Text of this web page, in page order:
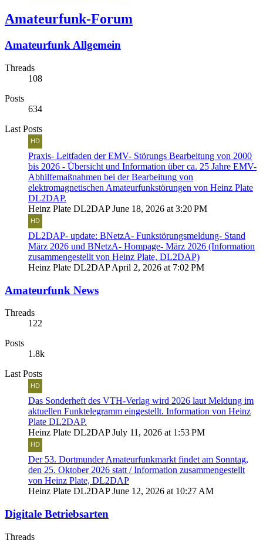
Amateurfunk-Forum
Amateurfunk Allgemein
Threads
108
Posts
634
Last Posts
Praxis- Leitfaden der EMV- Störungs Bearbeitung von 2000
bis 2026 - Übersicht und Information über ca. 25 Jahre EMV-
Abhilfemaßnahmen bei der Bearbeitung von
elektromagnetischen Amateurfunkstörungen von Heinz Plate
DL2DAP.
Heinz Plate DL2DAPJune 18, 2026 at 3:20 PM
DL2DAP- update: BNetzA- Funkstörungsmeldung- Stand
März 2026 und BNetzA- Hompage- März 2026 (Information
zusammengestellt von Heinz Plate, DL2DAP)
Heinz Plate DL2DAPApril 2, 2026 at 7:02 PM
Amateurfunk News
Threads
122
Posts
1.8k
Last Posts
Das Sonderheft des VTH-Verlag wird 2026 laut Meldung im
aktuellen Funktelegramm eingestellt. Information von Heinz
Plate DL2DAP.
Heinz Plate DL2DAPJuly 11, 2026 at 1:53 PM
Der 53. Dortmunder Amateurfunkmarkt findet am Sonntag,
den 25. Oktober 2026 statt / Information zusammengestellt
von Heinz Plate, DL2DAP
Heinz Plate DL2DAPJune 12, 2026 at 10:27 AM
Digitale Betriebsarten
Threads